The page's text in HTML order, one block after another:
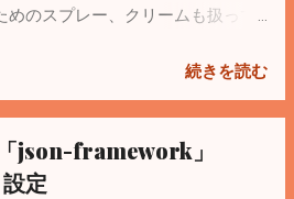
当てて利用しないと嵌るかも（ 前
を参考に）Windowsから全てでき
17 追記＞ Mac miniが欲しくなって
してみた。 SvnX がよさそう。な
れなかったのか。
のスプレー、クリームも扱って
への訪問も多いので手入れを忘れ
続きを読む
json-framework」
定